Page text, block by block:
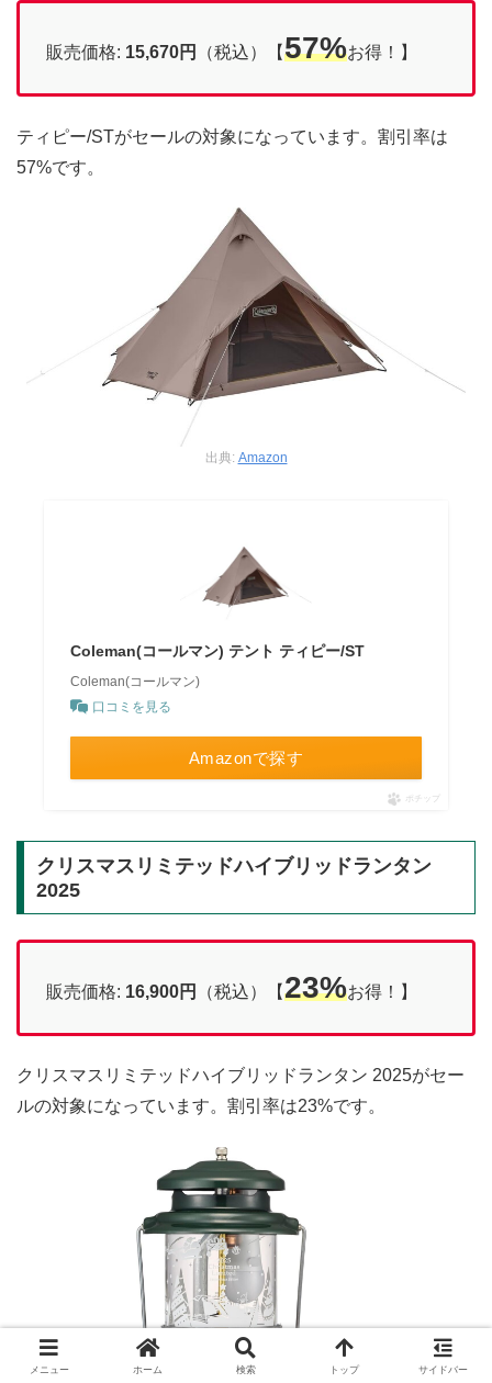
販売価格: 15,670円 （税込）【57%お得！】
ティピー/STがセールの対象になっています。割引率は
57%です。
出典: Amazon
Coleman(コールマン) テント ティピー/ST
Coleman(コールマン)
口コミを見る
Amazonで探す
ポチップ
クリスマスリミテッドハイブリッドランタン
2025
販売価格: 16,900円 （税込）【23%お得！】
クリスマスリミテッドハイブリッドランタン 2025がセー
ルの対象になっています。割引率は23%です。
メニュー ホーム 検索 トップ サイドバー